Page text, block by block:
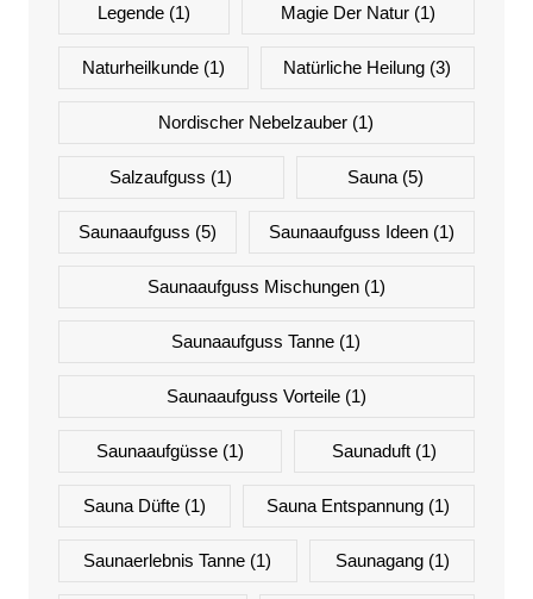
Legende(1) Magie Der Natur (1)
Naturheilkunde(1) Natürliche Heilung (3)
Nordischer Nebelzauber (1)
Salzaufguss (1) Sauna(5)
Saunaaufguss (5) Saunaaufguss Ideen (1)
Saunaaufguss Mischungen(1)
Saunaaufguss Tanne (1)
Saunaaufguss Vorteile(1)
Saunaaufgüsse(1) Saunaduft (1)
Sauna Düfte(1) Sauna Entspannung (1)
Saunaerlebnis Tanne (1) Saunagang(1)